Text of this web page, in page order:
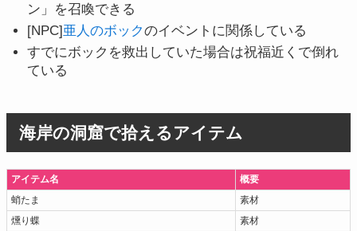
ン」を召喚できる
[NPC]亜人のボックのイベントに関係している
すでにボックを救出していた場合は祝福近くで倒れ
ている
海岸の洞窟で拾えるアイテム
アイテム名
概要
蛸たま
素材
燻り蝶
素材